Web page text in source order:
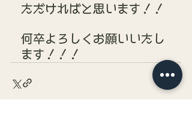
ただければと思います！！
何卒よろしくお願いいたし
ます！！！